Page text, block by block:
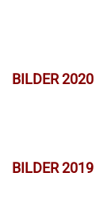
BILDER 2020
BILDER 2019